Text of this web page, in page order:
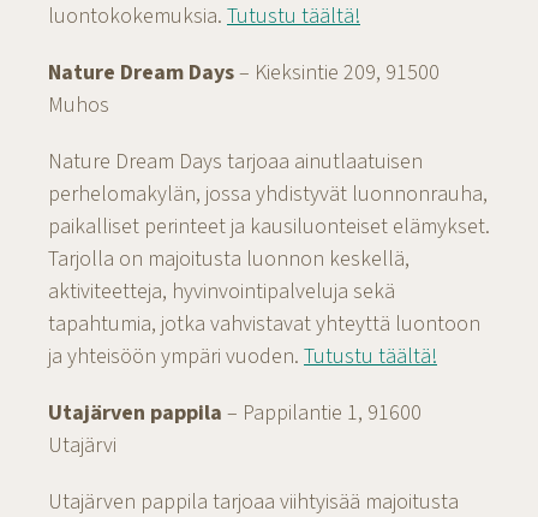
luontokokemuksia. Tutustu täältä!
Nature Dream Days– Kieksintie 209, 91500
Muhos
Nature Dream Days tarjoaa ainutlaatuisen
perhelomakylän, jossa yhdistyvät luonnonrauha,
paikalliset perinteet ja kausiluonteiset elämykset.
Tarjolla on majoitusta luonnon keskellä,
aktiviteetteja, hyvinvointipalveluja sekä
tapahtumia, jotka vahvistavat yhteyttä luontoon
ja yhteisöön ympäri vuoden. Tutustu täältä!
Utajärven pappila – Pappilantie 1, 91600
Utajärvi
Utajärven pappila tarjoaa viihtyisää majoitusta